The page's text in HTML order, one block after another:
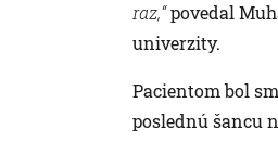
raz,“povedal
univerzity.
Pacientom bol
poslednú šancu